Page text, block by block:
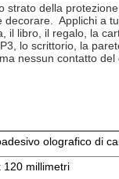
strato della
decorare. Applichi a
il libro, il regalo, la
lo scrittorio, la
nessun contatto del
olografico di
120 millimetri